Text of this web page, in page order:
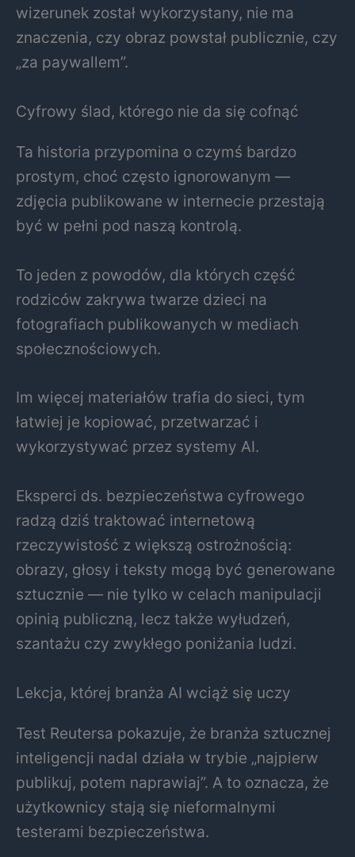
wizerunek został wykorzystany, nie ma
znaczenia, czy obraz powstał publicznie, czy
„za paywallem”.
Cyfrowy ślad, którego nie da się cofnąć
Ta historia przypomina o czymś bardzo
prostym, choć często ignorowanym —
zdjęcia publikowane w internecie przestają
być w pełni pod naszą kontrolą.
To jeden z powodów, dla których część
rodziców zakrywa twarze dzieci na
fotografiach publikowanych w mediach
społecznościowych.
Im więcej materiałów trafia do sieci, tym
łatwiej je kopiować, przetwarzać i
wykorzystywać przez systemy AI.
Eksperci ds. bezpieczeństwa cyfrowego
radzą dziś traktować internetową
rzeczywistość z większą ostrożnością:
obrazy, głosy i teksty mogą być generowane
sztucznie — nie tylko w celach manipulacji
opinią publiczną, lecz także wyłudzeń,
szantażu czy zwykłego poniżania ludzi.
Lekcja, której branża AI wciąż się uczy
Test Reutersa pokazuje, że branża sztucznej
inteligencji nadal działa w trybie „najpierw
publikuj, potem naprawiaj”. A to oznacza, że
użytkownicy stają się nieformalnymi
testerami bezpieczeństwa.